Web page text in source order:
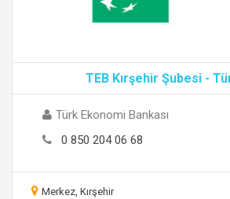
TEB Kırşehir Şubesi -
Türk Ekonomi Bankası
0 850 204 06 68
Merkez, Kırşehir